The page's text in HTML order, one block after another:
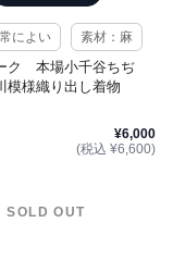
によい 素材：麻
ク 本場小千谷ちぢ
様織り出し着物
¥6,000
(税込 ¥6,600)
SOLD OUT